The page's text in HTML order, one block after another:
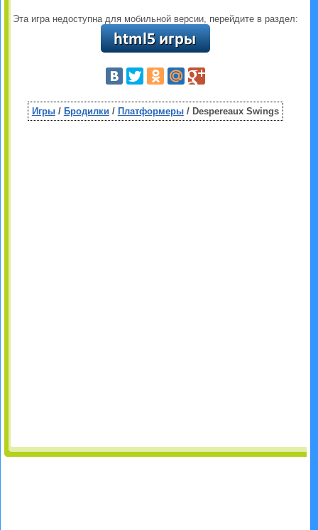
Эта игра недоступна для мобильной версии, перейдите в раздел:
Игры/ Бродилки / Платформеры/ Despereaux Swings